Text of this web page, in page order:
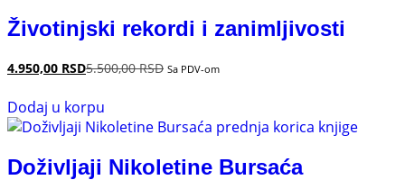
Životinjski rekordi i zanimljivosti
4.950,00 RSD5.500,00RSD Sa PDV-om
Dodaj u korpu
Doživljaji Nikoletine Bursaća